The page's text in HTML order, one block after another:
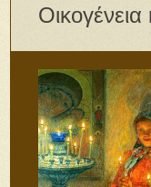
Οικογένεια